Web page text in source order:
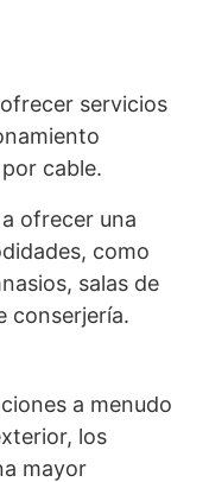
servicios
cable.
ofrecer una
como
salas de
conserjería.
a menudo
los
mayor